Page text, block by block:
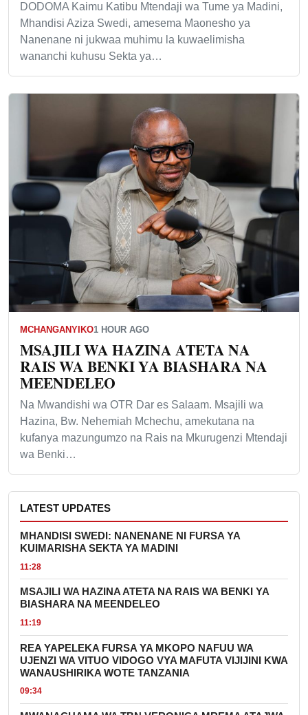
DODOMA Kaimu Katibu Mtendaji wa Tume ya Madini,
Mhandisi Aziza Swedi, amesema Maonesho ya
Nanenane ni jukwaa muhimu la kuwaelimisha
wananchi kuhusu Sekta ya…
MCHANGANYIKO1 HOUR AGO
MSAJILI WA HAZINA ATETA NA
RAIS WA BENKI YA BIASHARA NA
MEENDELEO
Na Mwandishi wa OTR Dar es Salaam. Msajili wa
Hazina, Bw. Nehemiah Mchechu, amekutana na
kufanya mazungumzo na Rais na Mkurugenzi Mtendaji
wa Benki…
LATEST UPDATES
MHANDISI SWEDI: NANENANE NI FURSA YA
KUIMARISHA SEKTA YA MADINI
11:28
MSAJILI WA HAZINA ATETA NA RAIS WA BENKI YA
BIASHARA NA MEENDELEO
11:19
REA YAPELEKA FURSA YA MKOPO NAFUU WA
UJENZI WA VITUO VIDOGO VYA MAFUTA VIJIJINI KWA
WANAUSHIRIKA WOTE TANZANIA
09:34